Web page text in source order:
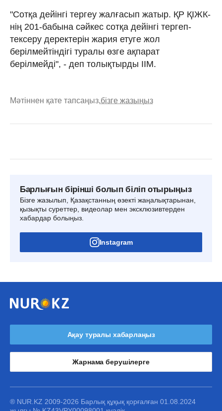
"Сотқа дейінгі тергеу жалғасып жатыр. ҚР ҚІЖК-
нің 201-бабына сәйкес сотқа дейінгі тергеп-
тексеру деректерін жария етуге жол
берілмейтіндігі туралы өзге ақпарат
берілмейді", - деп толықтырды ІІМ.
Мәтіннен қате тапсаңыз,бізге жазыңыз
Барлығын бірінші болып біліп отырыңыз
Бізге жазылып, Қазақстанның өзекті жаңалықтарынан,
қызықты суреттер, видеолар мен эксклюзивтерден
хабардар болыңыз.
Instagram
Ақау туралы хабарлаңыз
Жарнама берушілерге
® NUR.KZ 2009-2026 Барлық құқық қорғалған 01.08.2024